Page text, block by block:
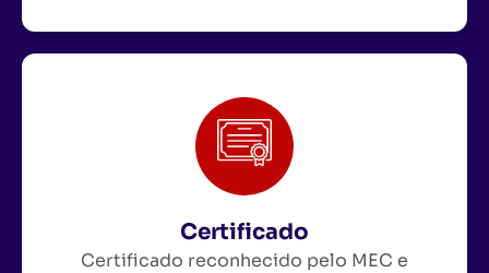
Certificado
Certificado reconhecido pelo MEC e